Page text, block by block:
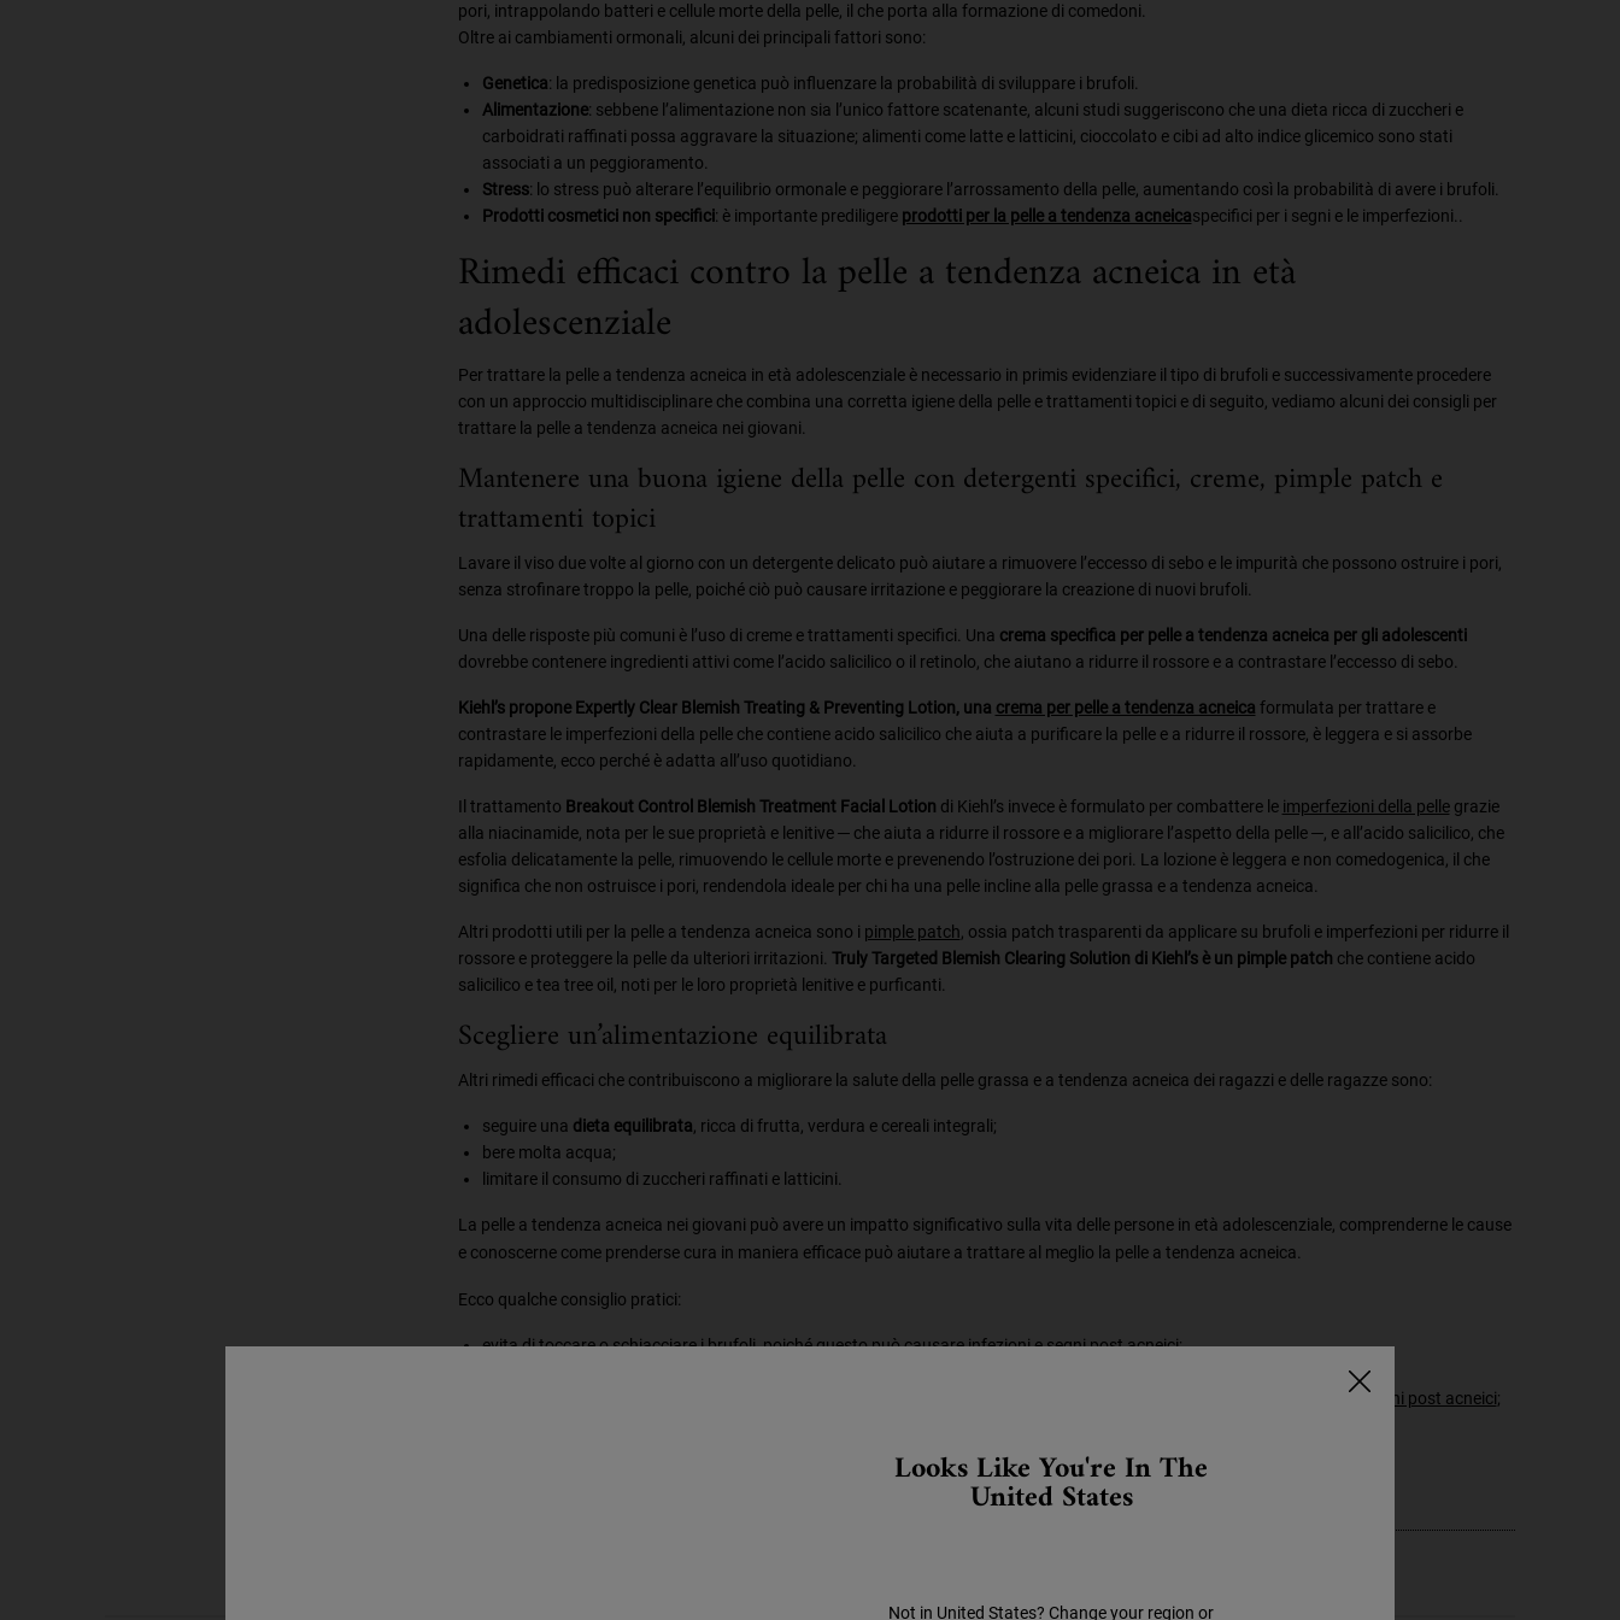
pori, intrappolando batteri e cellule morte della pelle, il che porta alla formazione di comedoni.
Oltre ai cambiamenti ormonali, alcuni dei principali fattori sono:
Genetica: la predisposizione genetica può influenzare la probabilità di sviluppare i brufoli.
Alimentazione: sebbene l’alimentazione non sia l’unico fattore scatenante, alcuni studi suggeriscono che una dieta ricca di zuccheri e
carboidrati raffinati possa aggravare la situazione; alimenti come latte e latticini, cioccolato e cibi ad alto indice glicemico sono stati
associati a un peggioramento.
Stress: lo stress può alterare l’equilibrio ormonale e peggiorare l’arrossamento della pelle, aumentando così la probabilità di avere i brufoli.
Prodotti cosmetici non specifici : è importante prediligere prodotti per la pelle a tendenza acneicaspecifici per i segni e le imperfezioni..
Rimedi efficaci contro la pelle a tendenza acneica in età
adolescenziale
Per trattare la pelle a tendenza acneica in età adolescenziale è necessario in primis evidenziare il tipo di brufoli e successivamente procedere
con un approccio multidisciplinare che combina una corretta igiene della pelle e trattamenti topici e di seguito, vediamo alcuni dei consigli per
trattare la pelle a tendenza acneica nei giovani.
Mantenere una buona igiene della pelle con detergenti specifici, creme, pimple patch e
trattamenti topici
Lavare il viso due volte al giorno con un detergente delicato può aiutare a rimuovere l’eccesso di sebo e le impurità che possono ostruire i pori,
senza strofinare troppo la pelle, poiché ciò può causare irritazione e peggiorare la creazione di nuovi brufoli.
Una delle risposte più comuni è l’uso di creme e trattamenti specifici. Una crema specifica per pelle a tendenza acneica per gli adolescenti
dovrebbe contenere ingredienti attivi come l’acido salicilico o il retinolo, che aiutano a ridurre il rossore e a contrastare l’eccesso di sebo.
Kiehl’s propone Expertly Clear Blemish Treating & Preventing Lotion, una crema per pelle a tendenza acneica formulata per trattare e
contrastare le imperfezioni della pelle che contiene acido salicilico che aiuta a purificare la pelle e a ridurre il rossore, è leggera e si assorbe
rapidamente, ecco perché è adatta all’uso quotidiano.
Il trattamento Breakout Control Blemish Treatment Facial Lotion di Kiehl’s invece è formulato per combattere le imperfezioni della pellegrazie
alla niacinamide, nota per le sue proprietà e lenitive ─ che aiuta a ridurre il rossore e a migliorare l’aspetto della pelle ─, e all’acido salicilico, che
esfolia delicatamente la pelle, rimuovendo le cellule morte e prevenendo l’ostruzione dei pori. La lozione è leggera e non comedogenica, il che
significa che non ostruisce i pori, rendendola ideale per chi ha una pelle incline alla pelle grassa e a tendenza acneica.
Altri prodotti utili per la pelle a tendenza acneica sono i pimple patch , ossia patch trasparenti da applicare su brufoli e imperfezioni per ridurre il
rossore e proteggere la pelle da ulteriori irritazioni. Truly Targeted Blemish Clearing Solution di Kiehl’s è un pimple patch che contiene acido
salicilico e tea tree oil, noti per le loro proprietà lenitive e purficanti.
Scegliere un’alimentazione equilibrata
Altri rimedi efficaci che contribuiscono a migliorare la salute della pelle grassa e a tendenza acneica dei ragazzi e delle ragazze sono:
seguire una dieta equilibrata , ricca di frutta, verdura e cereali integrali;
bere molta acqua;
limitare il consumo di zuccheri raffinati e latticini.
La pelle a tendenza acneica nei giovani può avere un impatto significativo sulla vita delle persone in età adolescenziale, comprenderne le cause
e conoscerne come prenderse cura in maniera efficace può aiutare a trattare al meglio la pelle a tendenza acneica.
Ecco qualche consiglio pratici:
evita di toccare o schiacciare i brufoli, poiché questo può causare infezioni e segni post acneici;
macchie scure dei brufoli e segni post acneici;
Looks Like You're In The
United States
Not in United States? Change your region or